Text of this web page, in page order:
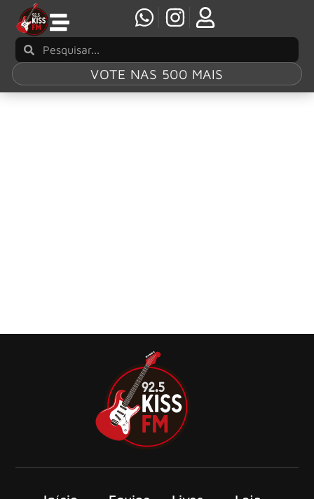
VOTE NAS 500 MAIS